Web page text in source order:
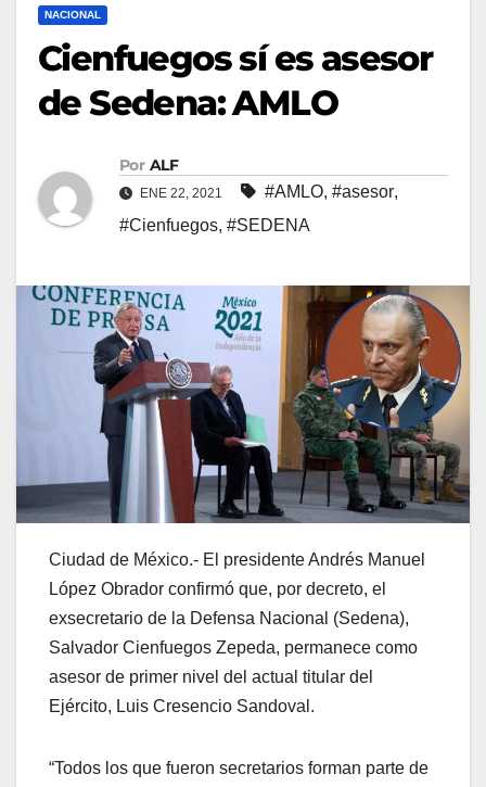
NACIONAL
Cienfuegos sí es asesor
de Sedena: AMLO
Por ALF
ENE 22, 2021 #AMLO, #asesor,
#Cienfuegos, #SEDENA
Ciudad de México.- El presidente Andrés Manuel
López Obrador confirmó que, por decreto, el
exsecretario de la Defensa Nacional (Sedena),
Salvador Cienfuegos Zepeda, permanece como
asesor de primer nivel del actual titular del
Ejército, Luis Cresencio Sandoval.
“Todos los que fueron secretarios forman parte de